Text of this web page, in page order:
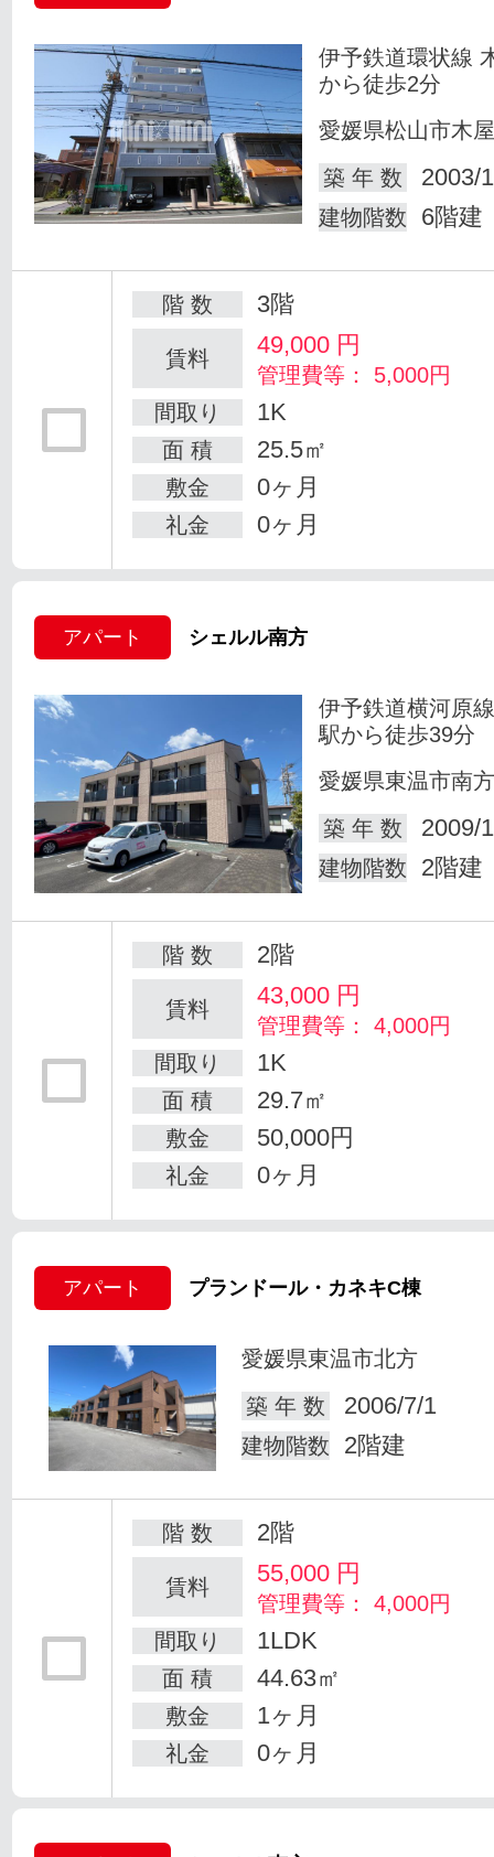
伊予鉄道環状線
から徒歩2分
愛媛県松山市木
築 年 数
2003/
建物階数 6階建
階 数 3階
賃料 49,000 円
管理費等： 5,000円
間取り
1K
面 積 25.5㎡
敷金 0ヶ月
礼金 0ヶ月
アパート シェルル南方
伊予鉄道横河原
駅から徒歩39分
愛媛県東温市南方
築 年 数
2009/
建物階数 2階建
階 数 2階
賃料 43,000 円
管理費等： 4,000円
間取り
1K
面 積 29.7㎡
敷金 50,000円
礼金 0ヶ月
アパート プランドール・カネキC棟
愛媛県東温市北方
築 年 数
2006/7/1
建物階数 2階建
階 数 2階
賃料 55,000 円
管理費等： 4,000円
間取り
1LDK
面 積 44.63㎡
敷金 1ヶ月
礼金 0ヶ月